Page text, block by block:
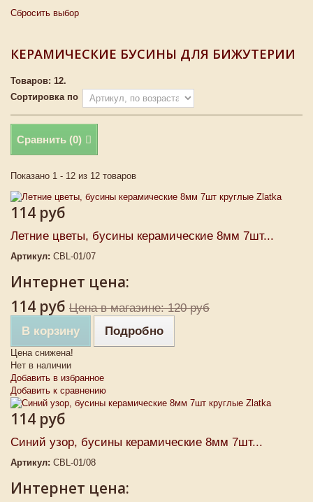
Сбросить выбор
КЕРАМИЧЕСКИЕ БУСИНЫ ДЛЯ БИЖУТЕРИИ
Товаров: 12.
Сортировка по
Сравнить (0)
Показано 1 - 12 из 12 товаров
114 руб
Летние цветы, бусины керамические 8мм 7шт...
Артикул: CBL-01/07
Интернет цена:
114 руб Цена в магазине: 120 руб
В корзину
Подробно
Цена снижена!
Нет в наличии
Добавить в избранное
Добавить к сравнению
114 руб
Синий узор, бусины керамические 8мм 7шт...
Артикул: CBL-01/08
Интернет цена: